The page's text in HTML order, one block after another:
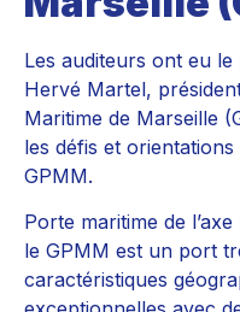
Les auditeurs ont eu
Hervé Martel,
Maritime de Marseille
les défis et
GPMM.
Porte maritime de
le GPMM est un port
caractéristiques